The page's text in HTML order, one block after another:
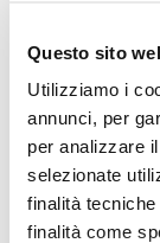
Questo sito
Utilizziamo i
annunci, per
per analizzare
selezionate
finalità
finalità come
Guarda tutte